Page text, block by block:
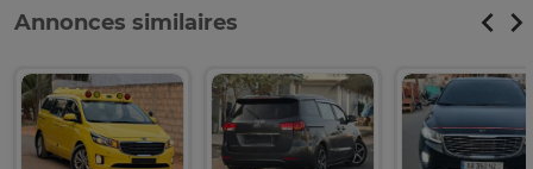
Annonces similaires